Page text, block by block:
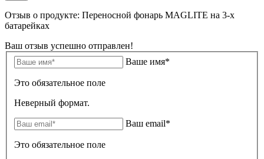
Отзыв о продукте: Переносной фонарь MAGLITE на 3-х
батарейках
Ваш отзыв успешно отправлен!
Ваше имя*
Это обязательное поле
Неверный формат.
Ваш email*
Это обязательное поле